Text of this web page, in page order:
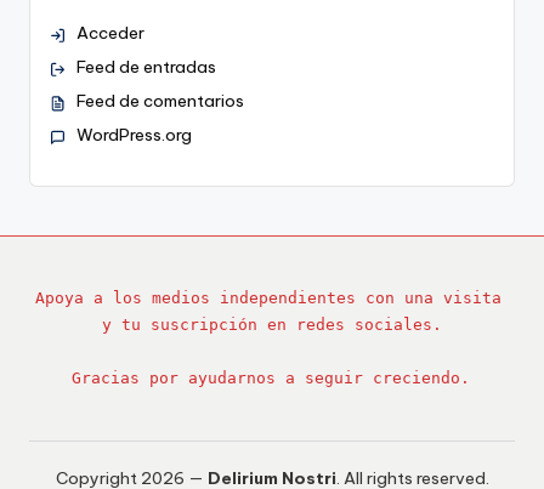
Acceder
Feed de entradas
Feed de comentarios
WordPress.org
Apoya a los medios independientes con una visita
y tu suscripción en redes sociales.
Gracias por ayudarnos a seguir creciendo.
Copyright 2026 — Delirium Nostri. All rights reserved.